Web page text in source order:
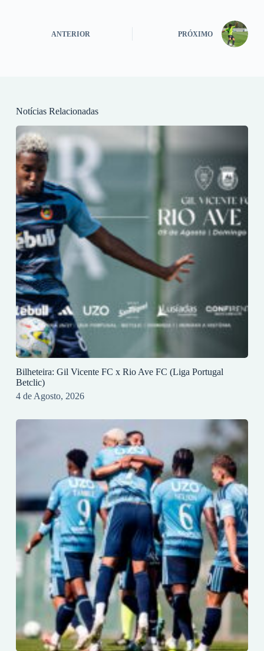
ANTERIOR PRÓXIMO
Notícias Relacionadas
Bilheteira: Gil Vicente FC x Rio Ave FC (Liga Portugal
Betclic)
4 de Agosto, 2026